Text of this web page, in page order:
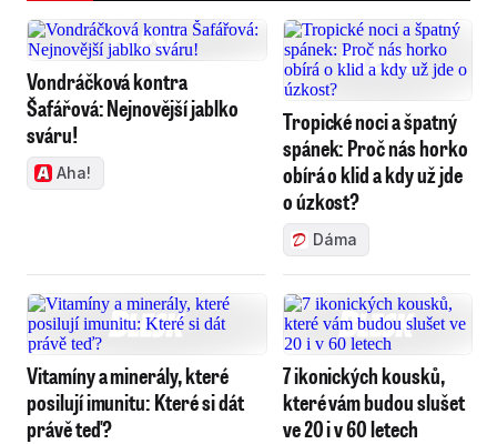
Vondráčková kontra
Šafářová: Nejnovější jablko
sváru!
Aha!
Tropické noci a špatný
spánek: Proč nás horko
obírá o klid a kdy už jde
o úzkost?
Dáma
Vitamíny a minerály, které
posilují imunitu: Které si dát
právě teď?
7 ikonických kousků,
které vám budou slušet
ve 20 i v 60 letech